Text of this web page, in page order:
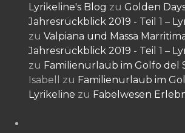
Lyrikeline's Blog zu Golden
Jahresrückblick 2019 - Teil 1 –
zu Valpiana und Massa
Jahresrückblick 2019 - Teil 1 –
zu Familienurlaub im Golfo del
Isabell
zu Familienurlaub im
Lyrikeline zu Fabelwesen